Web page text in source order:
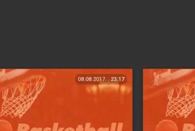
08.08.2017. 23:17